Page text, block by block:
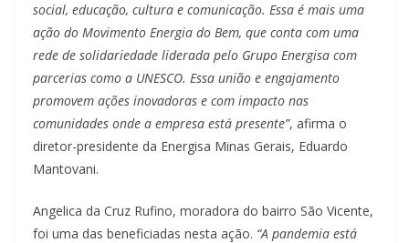
social, educação, cultura e comunicação. Essa é mais uma
ação do Movimento Energia do Bem, que conta com uma
rede de solidariedade liderada pelo Grupo Energisa com
parcerias como a UNESCO. Essa união e engajamento
promovem ações inovadoras e com impacto nas
comunidades onde a empresa está presente”, afirma o
diretor-presidente da Energisa Minas Gerais, Eduardo
Mantovani.
Angelica da Cruz Rufino, moradora do bairro São Vicente,
foi uma das beneficiadas nesta ação. “A pandemia está